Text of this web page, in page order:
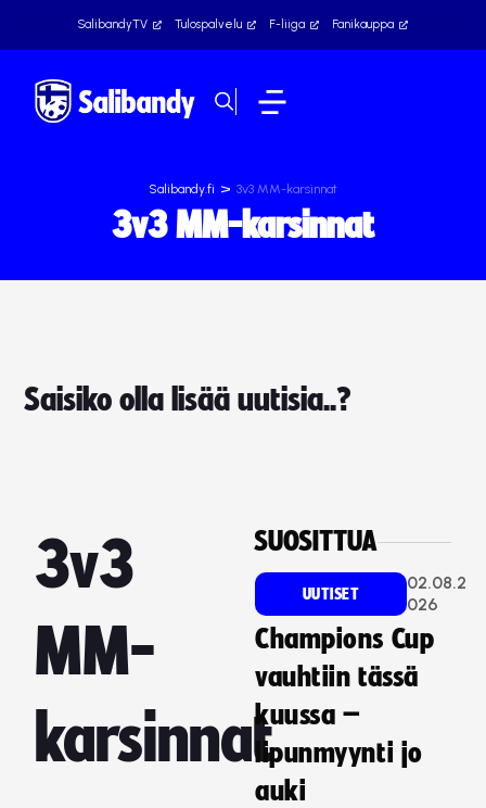
SalibandyTV Tulospalvelu F-liiga Fanikauppa
Salibandy.fi > 3v3 MM-karsinnat
3v3 MM-karsinnat
Saisiko olla lisää uutisia..?
3v3
MM-
karsinnat
SUOSITTUA
UUTISET
02.08.2
026
Champions Cup
vauhtiin tässä
kuussa –
lipunmyynti jo
auki